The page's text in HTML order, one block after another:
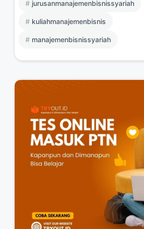
jurusanmanajemenbisnissyariah
kuliahmanajemenbisnis
manajemenbisnissyariah